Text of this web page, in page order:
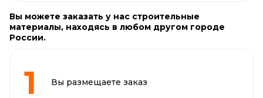
Вы можете заказать у нас строительные
материалы, находясь в любом другом городе
России.
Вы размещаете заказ